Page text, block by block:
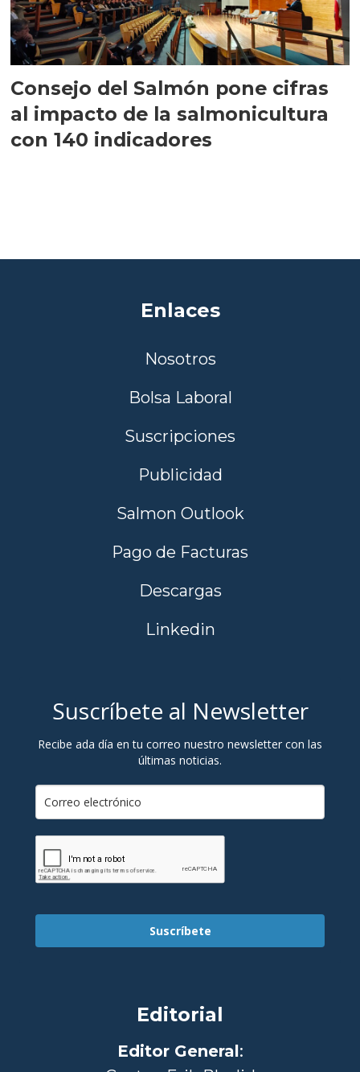
Consejo del Salmón pone cifras
al impacto de la salmonicultura
con 140 indicadores
Enlaces
Nosotros
Bolsa Laboral
Suscripciones
Publicidad
Salmon Outlook
Pago de Facturas
Descargas
Linkedin
Suscríbete al Newsletter
Recibe ada día en tu correo nuestro newsletter con las
últimas noticias.
Suscríbete
Editorial
Editor General: